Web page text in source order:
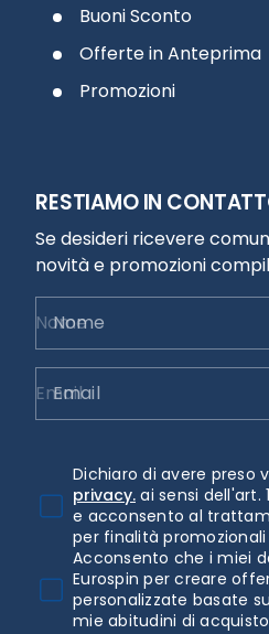
Buoni Sconto
Offerte in Anteprima
Promozioni
RESTIAMO IN
Se desideri ricevere
novità e promozioni
Nome
Email
Dichiaro di avere preso
privacy. ai sensi dell'art.
e acconsento al
per finalità
Acconsento che i miei
Eurospin per creare
personalizzate basate
mie abitudini di